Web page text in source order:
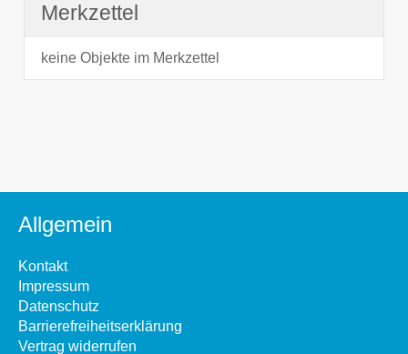
Merkzettel
keine Objekte im Merkzettel
Allgemein
Kontakt
Impressum
Datenschutz
Barrierefreiheitserklärung
Vertrag widerrufen